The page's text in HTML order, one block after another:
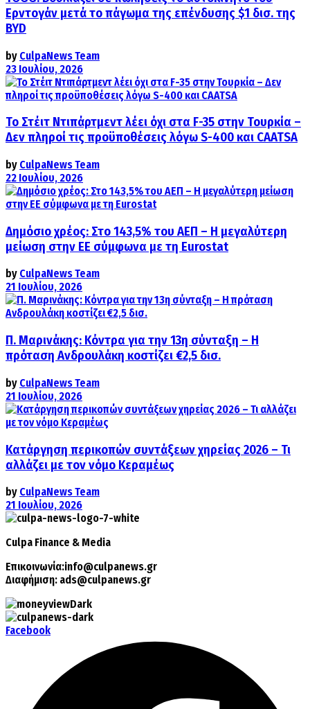
Ερντογάν μετά το πάγωμα της επένδυσης $1 δισ. της
BYD
by CulpaNews Team
23 Ιουλίου, 2026
Το Στέιτ Ντιπάρτμεντ λέει όχι στα F-35 στην Τουρκία –
Δεν πληροί τις προϋποθέσεις λόγω S-400 και CAATSA
by CulpaNews Team
22 Ιουλίου, 2026
Δημόσιο χρέος: Στο 143,5% του ΑΕΠ – Η μεγαλύτερη
μείωση στην ΕΕ σύμφωνα με τη Eurostat
by CulpaNews Team
21 Ιουλίου, 2026
Π. Μαρινάκης: Κόντρα για την 13η σύνταξη – Η
πρόταση Ανδρουλάκη κοστίζει €2,5 δισ.
by CulpaNews Team
21 Ιουλίου, 2026
Κατάργηση περικοπών συντάξεων χηρείας 2026 – Τι
αλλάζει με τον νόμο Κεραμέως
by CulpaNews Team
21 Ιουλίου, 2026
Culpa Finance & Media
Επικοινωνία:info@culpanews.gr
Διαφήμιση: ads@culpanews.gr
Facebook